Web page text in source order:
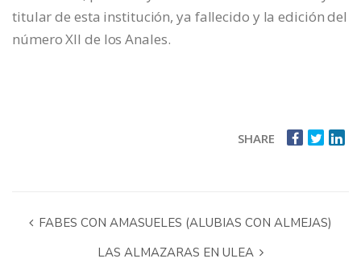
titular de esta institución, ya fallecido y la edición del
número XII de los Anales.
SHARE
FABES CON AMASUELES (ALUBIAS CON ALMEJAS)
LAS ALMAZARAS EN ULEA